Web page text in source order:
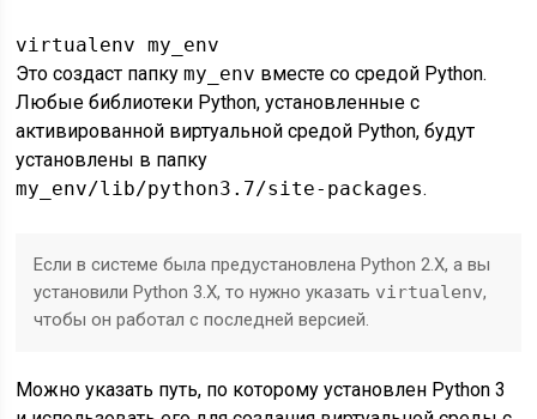
virtualenv my_env
Это создаст папкуmy_env вместе со средой Python.
Любые библиотеки Python, установленные с
активированной виртуальной средой Python, будут
установлены в папку
my_env/lib/python3.7/site-packages.
Если в системе была предустановлена Python 2.X, а вы
установили Python 3.X, то нужно указать virtualenv,
чтобы он работал с последней версией.
Можно указать путь, по которому установлен Python 3